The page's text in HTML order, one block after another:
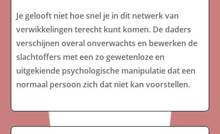
Je gelooft niet hoe snel je in dit netwerk van
verwikkelingen terecht kunt komen. De daders
verschijnen overal onverwachts en bewerken de
slachtoffers met een zo gewetenloze en
uitgekiende psychologische manipulatie dat een
normaal persoon zich dat niet kan voorstellen.